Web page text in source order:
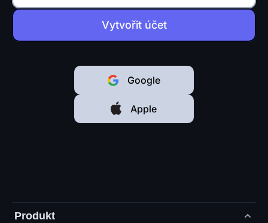
Vytvořit účet
Google
Apple
Produkt